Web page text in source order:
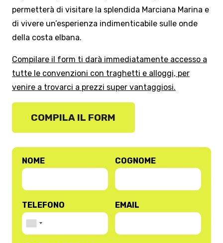
permetterà di visitare la splendida Marciana Marina e
di vivere un’esperienza indimenticabile sulle onde
della costa elbana.
Compilare il form ti darà immediatamente accesso a
tutte le convenzioni con traghetti e alloggi, per
venire a trovarci a prezzi super vantaggiosi.
COMPILA IL FORM
NOME COGNOME
TELEFONO EMAIL